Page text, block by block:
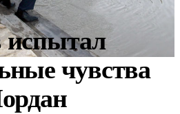
испытал
чувства